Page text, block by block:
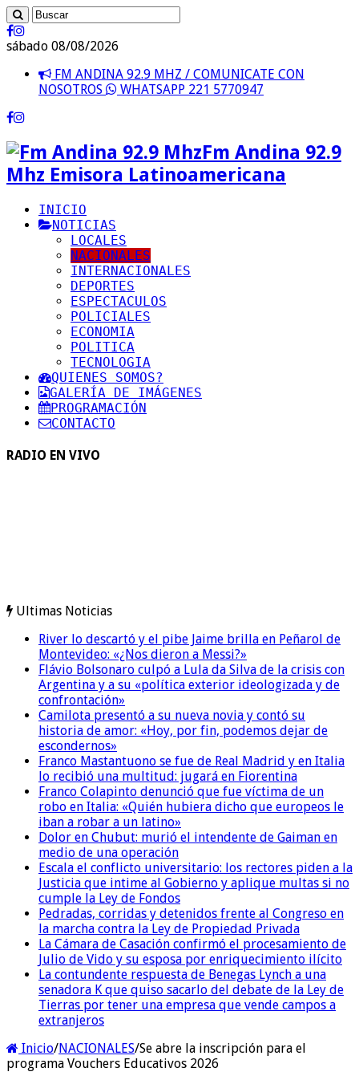
sábado 08/08/2026
FM ANDINA 92.9 MHZ / COMUNICATE CON
NOSOTROS
WHATSAPP 221 5770947
Fm Andina 92.9
Mhz Emisora Latinoamericana
INICIO
NOTICIAS
LOCALES
NACIONALES
INTERNACIONALES
DEPORTES
ESPECTACULOS
POLICIALES
ECONOMIA
POLITICA
TECNOLOGIA
QUIENES SOMOS?
GALERÍA DE IMÁGENES
PROGRAMACIÓN
CONTACTO
RADIO EN VIVO
Ultimas Noticias
River lo descartó y el pibe Jaime brilla en Peñarol de
Montevideo: «¿Nos dieron a Messi?»
Flávio Bolsonaro culpó a Lula da Silva de la crisis con
Argentina y a su «política exterior ideologizada y de
confrontación»
Camilota presentó a su nueva novia y contó su
historia de amor: «Hoy, por fin, podemos dejar de
escondernos»
Franco Mastantuono se fue de Real Madrid y en Italia
lo recibió una multitud: jugará en Fiorentina
Franco Colapinto denunció que fue víctima de un
robo en Italia: «Quién hubiera dicho que europeos le
iban a robar a un latino»
Dolor en Chubut: murió el intendente de Gaiman en
medio de una operación
Escala el conflicto universitario: los rectores piden a la
Justicia que intime al Gobierno y aplique multas si no
cumple la Ley de Fondos
Pedradas, corridas y detenidos frente al Congreso en
la marcha contra la Ley de Propiedad Privada
La Cámara de Casación confirmó el procesamiento de
Julio de Vido y su esposa por enriquecimiento ilícito
La contundente respuesta de Benegas Lynch a una
senadora K que quiso sacarlo del debate de la Ley de
Tierras por tener una empresa que vende campos a
extranjeros
Inicio/NACIONALES/Se abre la inscripción para el
programa Vouchers Educativos 2026